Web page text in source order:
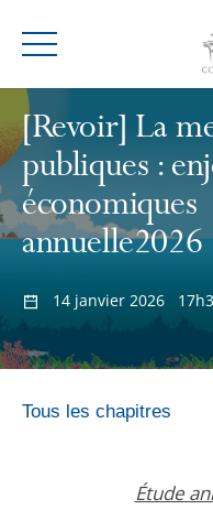
Menu
[Revoir] La
publiques :
14 janvier 2026
Tous les chapitres
Étude